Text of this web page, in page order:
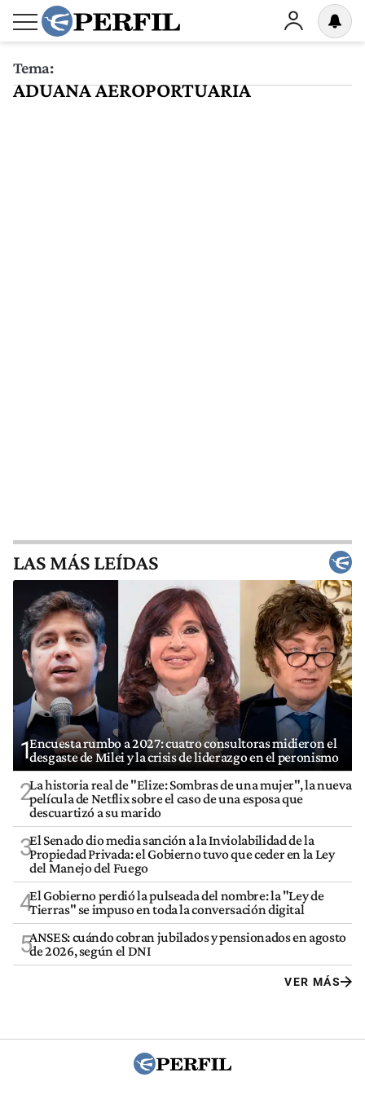
Tema:
ADUANA AEROPORTUARIA
LAS MÁS LEÍDAS
1Encuesta rumbo a 2027: cuatro consultoras midieron el
desgaste de Milei y la crisis de liderazgo en el peronismo
2La historia real de "Elize: Sombras de una mujer", la nueva
película de Netflix sobre el caso de una esposa que
descuartizó a su marido
3El Senado dio media sanción a la Inviolabilidad de la
Propiedad Privada: el Gobierno tuvo que ceder en la Ley
del Manejo del Fuego
4El Gobierno perdió la pulseada del nombre: la "Ley de
Tierras" se impuso en toda la conversación digital
5ANSES: cuándo cobran jubilados y pensionados en agosto
de 2026, según el DNI
VER MÁS